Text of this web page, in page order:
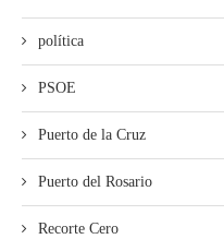
política
PSOE
Puerto de la Cruz
Puerto del Rosario
Recorte Cero